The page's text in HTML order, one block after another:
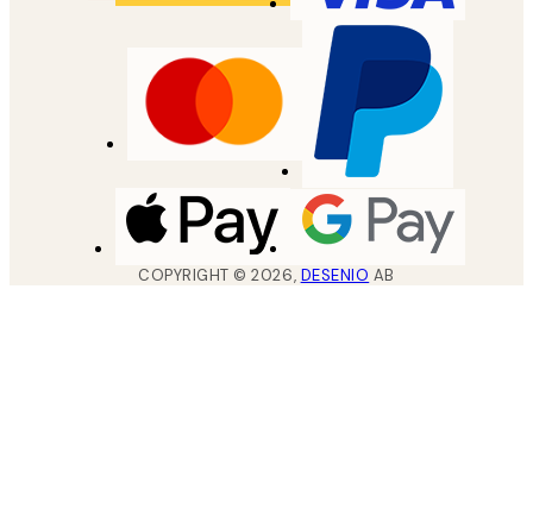
COPYRIGHT ©2026, DESENIO AB